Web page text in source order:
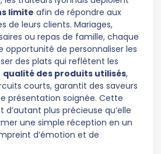
limite afin de répondre aux
de leurs clients. Mariages,
ou repas de famille, chaque
de personnaliser les
des plats qui reflètent les
qualité des produits utilisés,
courts, garantit des saveurs
présentation soignée. Cette
d’autant plus précieuse qu’elle
une simple réception en un
d’émotion et de